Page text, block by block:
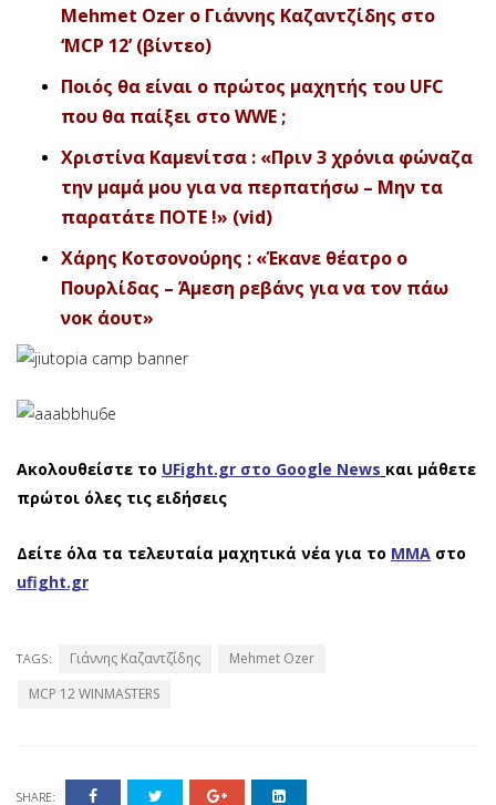
Mehmet Ozer ο Γιάννης Καζαντζίδης στο
‘MCP 12’ (βίντεο)
Ποιός θα είναι ο πρώτος μαχητής του UFC
που θα παίξει στο WWE ;
Χριστίνα Καμενίτσα : «Πριν 3 χρόνια φώναζα
την μαμά μου για να περπατήσω – Μην τα
παρατάτε ΠΟΤΕ !» (vid)
Χάρης Κοτσονούρης : «Έκανε θέατρο ο
Πουρλίδας – Άμεση ρεβάνς για να τον πάω
νοκ άουτ»
Ακολουθείστε το UFight.gr στο Google News και μάθετε
πρώτοι όλες τις ειδήσεις
Δείτε όλα τα τελευταία μαχητικά νέα για το ΜΜΑ στο
ufight.gr
TAGS: Γιάννης Καζαντζίδης
Mehmet Ozer
MCP 12 WINMASTERS
SHARE: